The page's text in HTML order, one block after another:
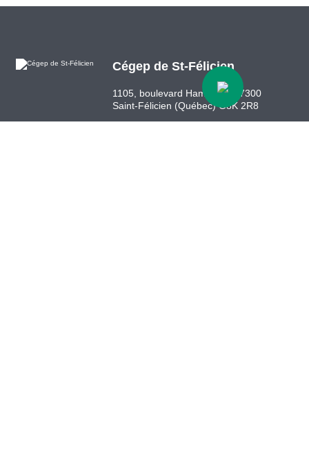
Cégep de St-Félicien
1105, boulevard Hamel, C.P. 7300
Saint-Félicien (Québec) G8K 2R8